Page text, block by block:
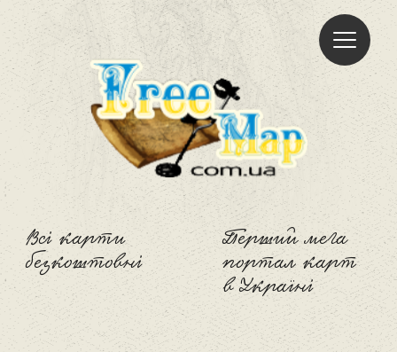
Всі карти
безкоштовні
Freemap
Перший мега
портал карт
в Україні